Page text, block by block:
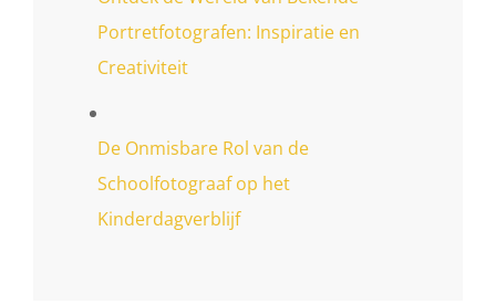
Portretfotografen: Inspiratie en
Creativiteit
De Onmisbare Rol van de
Schoolfotograaf op het
Kinderdagverblijf